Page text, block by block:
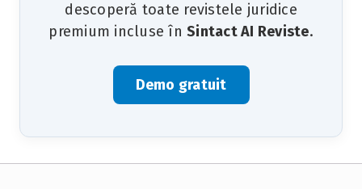
descoperă toate revistele juridice
premium incluse în Sintact AI Reviste.
Demo gratuit